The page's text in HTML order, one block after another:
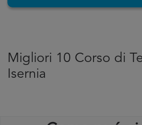
Migliori 10 Corso di
Isernia